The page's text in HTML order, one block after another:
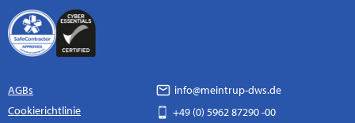
AGBs
Cookierichtlinie
info@meintrup-dws.de
+49 (0) 5962 87290 -00